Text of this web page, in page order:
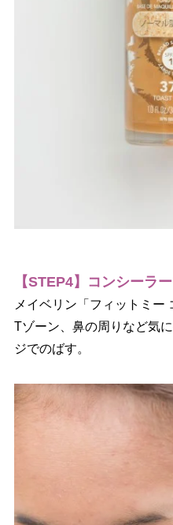
【STEP4】コンシーラ
メイベリン「フィットミー
Tゾーン、鼻の周りなど気
ジでのばす。